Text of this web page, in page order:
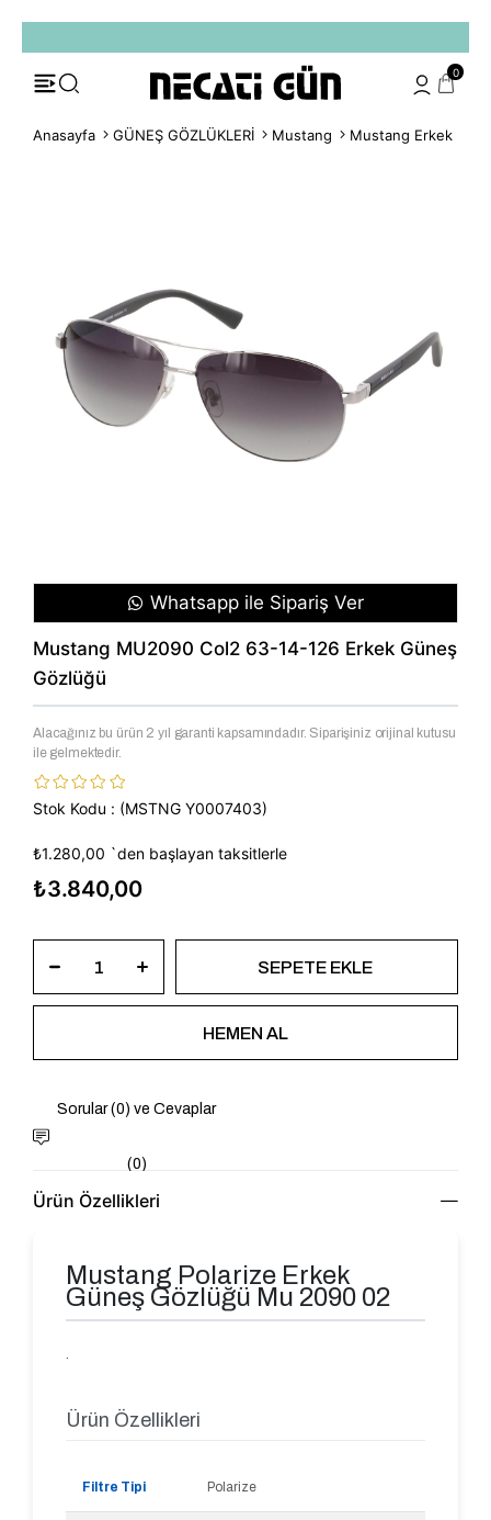
0
Anasayfa GÜNEŞ GÖZLÜKLERİ Mustang Mustang Erkek
Whatsapp ile Sipariş Ver
Mustang MU2090 Col2 63-14-126 Erkek Güneş
Gözlüğü
Alacağınız bu ürün 2 yıl garanti kapsamındadır. Siparişiniz orijinal kutusu
ile gelmektedir.
Stok Kodu (MSTNG Y0007403)
₺1.280,00 `den başlayan taksitlerle
₺3.840,00
Sorular (0) ve Cevaplar
(0)
Ürün Özellikleri
Mustang Polarize Erkek
Güneş Gözlüğü Mu 2090 02
.
Ürün Özellikleri
Filtre Tipi Polarize